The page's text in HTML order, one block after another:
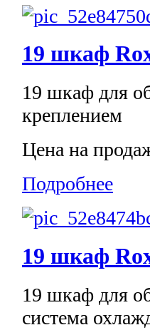
19 шкаф
19 шкаф для
креплением
Цена на
Подробнее
19 шкаф
19 шкаф для
система